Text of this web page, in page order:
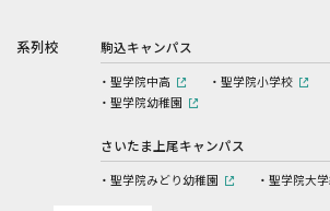
系列校 駒込キャンパス
聖学院中高 聖学院小学校
聖学院幼稚園
さいたま上尾キャンパス
聖学院みどり幼稚園 聖学院大